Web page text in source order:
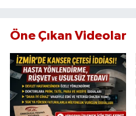
Öne Çıkan Videolar